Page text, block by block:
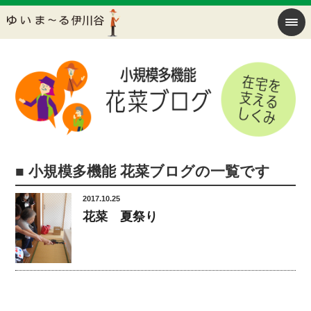
■ 小規模多機能 花菜ブログの一覧です
2017.10.25
花菜 夏祭り